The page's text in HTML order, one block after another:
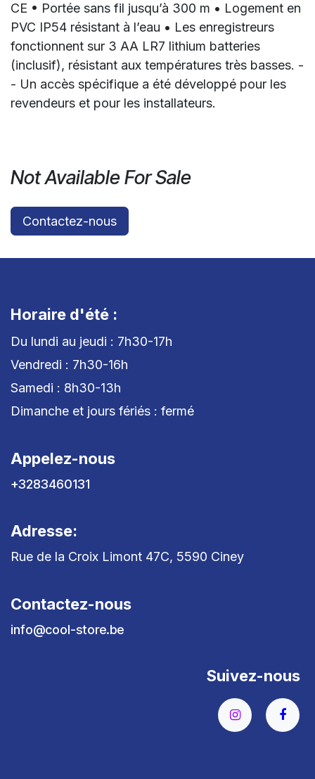
CE • Portée sans fil jusqu’à 300 m • Logement en
PVC IP54 résistant à l’eau • Les enregistreurs
fonctionnent sur 3 AA LR7 lithium batteries
(inclusif), résistant aux températures très basses. -
- Un accès spécifique a été développé pour les
revendeurs et pour les installateurs.
Not Available For Sale
Contactez-nous
Horaire d'été :
Du lundi au jeudi : 7h30-17h
Vendredi : 7h30-16h
Samedi : 8h30-13h
Dimanche et jours fériés : fermé
Appelez-nous
+3283460131
Adresse:
Rue de la Croix Limont 47C, 5590 Ciney
Contactez-nous
info@cool-store.be
Suivez-nous